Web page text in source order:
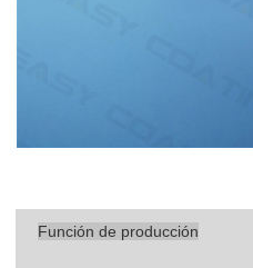
Función de producción